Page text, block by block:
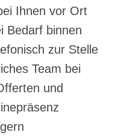
Ihnen vor Ort
Bedarf binnen
zur Stelle
Team bei
und